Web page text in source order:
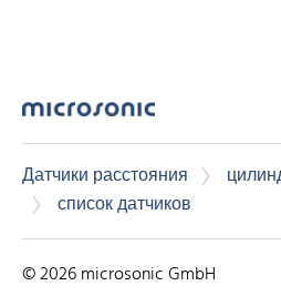
Датчики расстояния
список датчиков
© 2026 microsonic GmbH